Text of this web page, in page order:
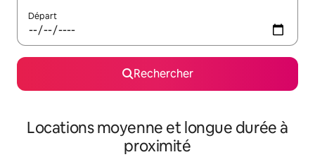
Départ
Rechercher
Locations moyenne et longue durée à
proximité